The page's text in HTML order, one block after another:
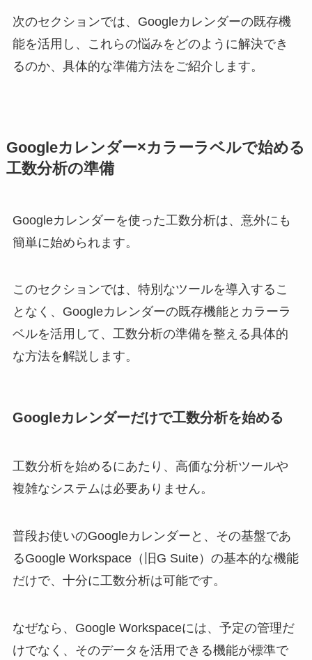
次のセクションでは、Googleカレンダーの既存機
能を活用し、これらの悩みをどのように解決でき
るのか、具体的な準備方法をご紹介します。
Googleカレンダー×カラーラベルで始める
工数分析の準備
Googleカレンダーを使った工数分析は、意外にも
簡単に始められます。
このセクションでは、特別なツールを導入するこ
となく、Googleカレンダーの既存機能とカラーラ
ベルを活用して、工数分析の準備を整える具体的
な方法を解説します。
Googleカレンダーだけで工数分析を始める
工数分析を始めるにあたり、高価な分析ツールや
複雑なシステムは必要ありません。
普段お使いのGoogleカレンダーと、その基盤であ
るGoogle Workspace（旧G Suite）の基本的な機能
だけで、十分に工数分析は可能です。
なぜなら、Google Workspaceには、予定の管理だ
けでなく、そのデータを活用できる機能が標準で